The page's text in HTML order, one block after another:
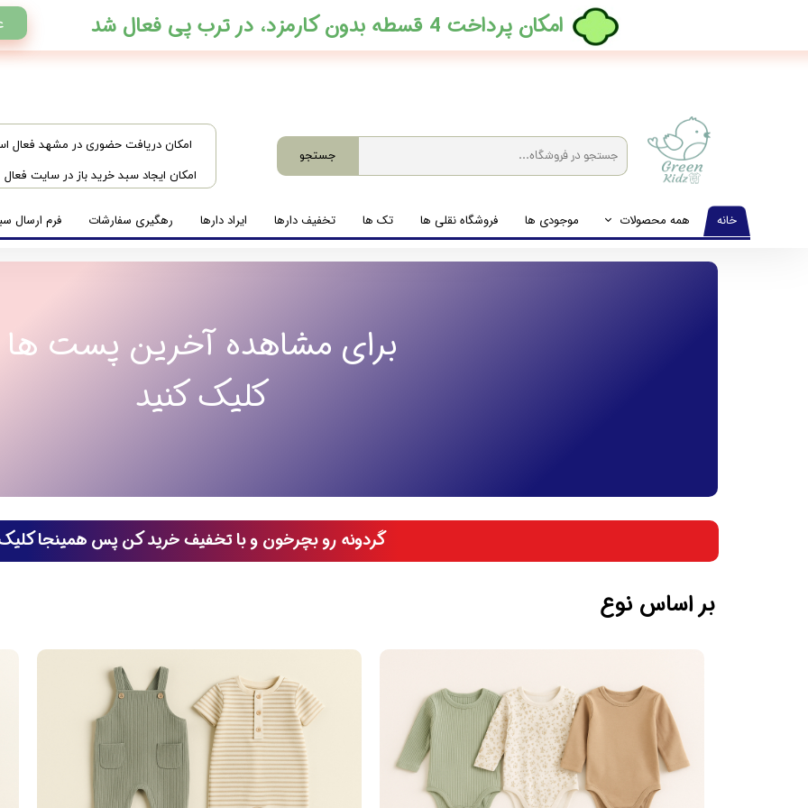
​امکان دریافت حضوری در مشهد فعال
امکان ایجاد سبد خرید باز در سایت
جستجو
خانه همه محصولات
لباس نوزاد تا نوجوان
موجودی ها فروشگاه نقلی ها تک ها تخفیف دارها ایراد دارها رهگیری سفارشات فرم ارسال
​امکان پرداخت 4 قسطه بدون کارمزد، در ترب پی فعال شد
برای مشاهده آخرین پست ها
کلیک کنید
گردونه رو بچرخون و با تخفیف خرید کن پس همینجا
بر اساس نوع